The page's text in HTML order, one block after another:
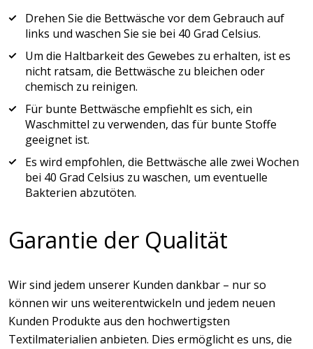
Drehen Sie die Bettwäsche vor dem Gebrauch auf
links und waschen Sie sie bei 40 Grad Celsius.
Um die Haltbarkeit des Gewebes zu erhalten, ist es
nicht ratsam, die Bettwäsche zu bleichen oder
chemisch zu reinigen.
Für bunte Bettwäsche empfiehlt es sich, ein
Waschmittel zu verwenden, das für bunte Stoffe
geeignet ist.
Es wird empfohlen, die Bettwäsche alle zwei Wochen
bei 40 Grad Celsius zu waschen, um eventuelle
Bakterien abzutöten.
Garantie der Qualität
Wir sind jedem unserer Kunden dankbar – nur so
können wir uns weiterentwickeln und jedem neuen
Kunden Produkte aus den hochwertigsten
Textilmaterialien anbieten. Dies ermöglicht es uns, die